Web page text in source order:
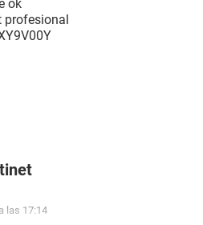
ok
profesional
las 17:14